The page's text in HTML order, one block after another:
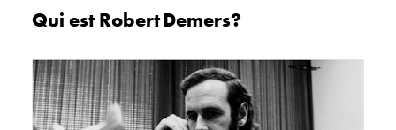
Qui est Robert Demers?